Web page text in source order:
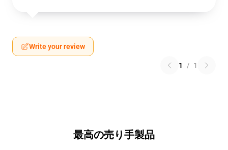
Write your review
1 / 1
最高の売り手製品